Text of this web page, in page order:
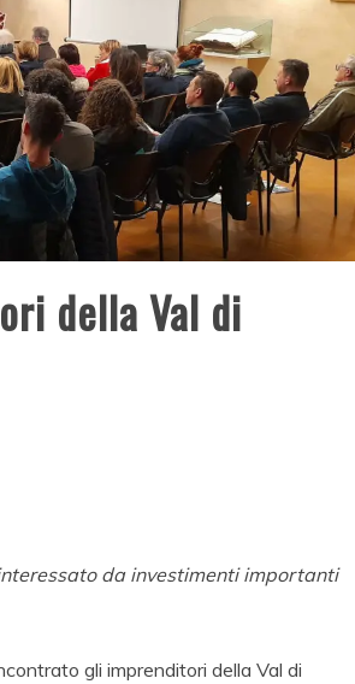
della Val di
da investimenti importanti
gli imprenditori della Val di